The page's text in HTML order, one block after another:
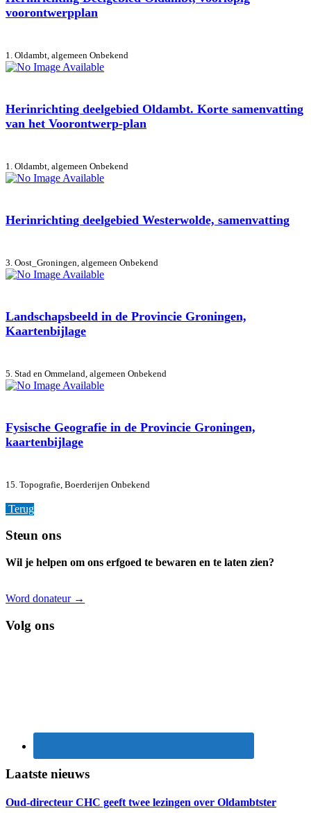
voorontwerpplan
1. Oldambt, algemeen Onbekend
Herinrichting deelgebied Oldambt. Korte samenvatting
van het Voorontwerp-plan
1. Oldambt, algemeen Onbekend
Herinrichting deelgebied Westerwolde, samenvatting
3. Oost_Groningen, algemeen Onbekend
Landschapsbeeld in de Provincie Groningen,
Kaartenbijlage
5. Stad en Ommeland, algemeen Onbekend
Fysische Geografie in de Provincie Groningen,
kaartenbijlage
15. Topografie, Boerderijen Onbekend
Terug
Footer
Steun ons
Wil je helpen om ons erfgoed te bewaren en te laten zien?
Word donateur →
Volg ons
Laatste nieuws
Oud-directeur CHC geeft twee lezingen over Oldambtster